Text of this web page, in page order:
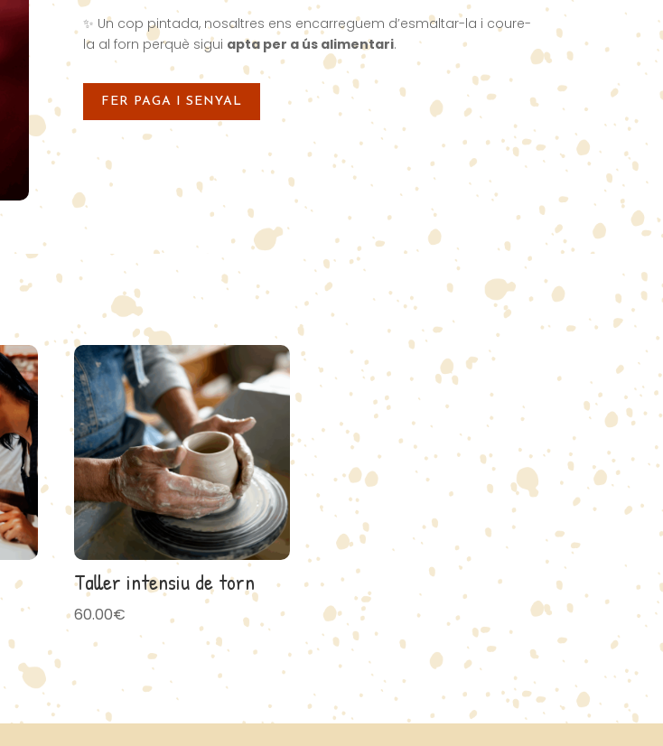
✨ Un cop pintada, nosaltres ens encarreguem d’esmaltar-la i coure-
la al forn perquè sigui apta per a ús alimentari.
FER PAGA I SENYAL
Taller intensiu de torn
60.00€